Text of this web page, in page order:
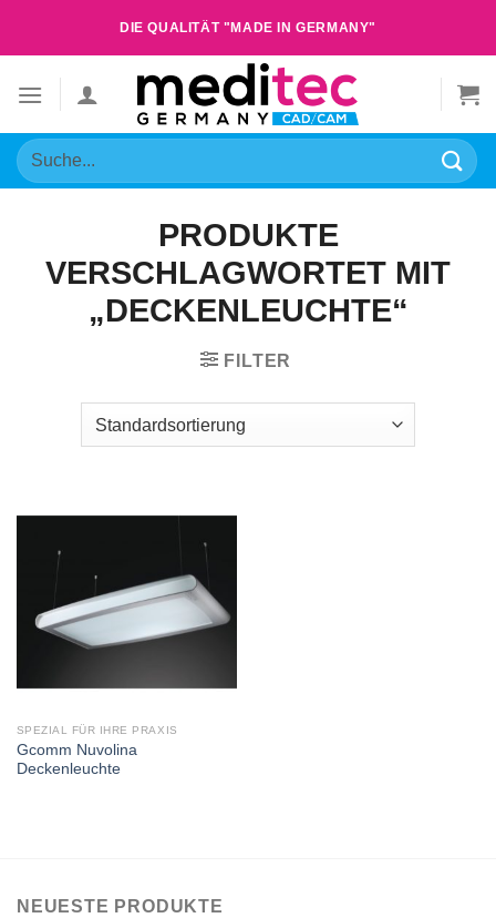
DIE QUALITÄT "MADE IN GERMANY"
Suche
nach:
PRODUKTE
VERSCHLAGWORTET MIT
„DECKENLEUCHTE“
FILTER
SPEZIAL FÜR IHRE PRAXIS
Gcomm Nuvolina
Deckenleuchte
NEUESTE PRODUKTE